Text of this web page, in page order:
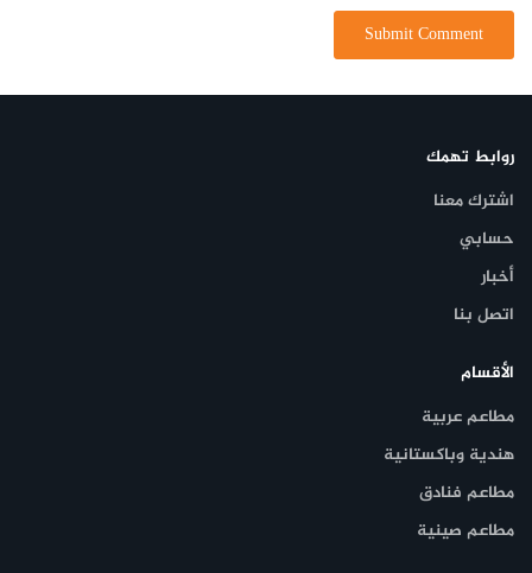
روابط تهمك
اشترك معنا
حسابي
أخبار
اتصل بنا
الأقسام
مطاعم عربية
هندية وباكستانية
مطاعم فنادق
مطاعم صينية